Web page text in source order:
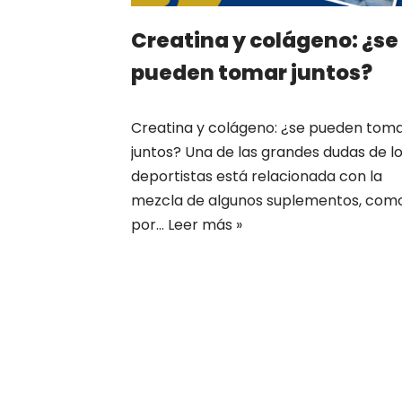
Creatina y colágeno: ¿se
pueden tomar juntos?
Creatina y colágeno: ¿se pueden
juntos? Una de las grandes dudas de
deportistas está relacionada con la
mezcla de algunos suplementos,
por… Leer más »